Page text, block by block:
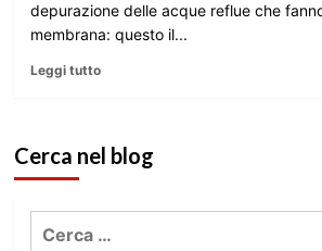
depurazione delle acque reflue che
membrana: questo il...
Leggi tutto
Cerca nel blog
Ricerca